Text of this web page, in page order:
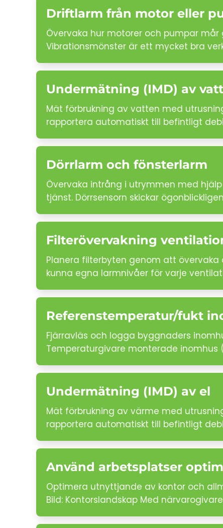
Driftlarm från motor eller
Övervaka hur motorer och pumpar
Vibrationsmönster är ett mycket bra
Undermätning (IMD) av
Mät förbrukning av vatten med
rapportera automatiskt till befintligt
Dörrlarm och fönsterlarm
Övervaka intrång i utrymmen med
tjänst. Dörrsensorn skickar
Filterövervakning
Planera filterbyten genom att
kunna egna larmnivåer för varje
Referenstemperatur/fukt
Fjärravläs och logga byggnaders
Temperaturgivare monterade inomhus
Undermätning (IMD) av el
Mät förbrukning av värme med
rapportera automatiskt till befintligt
Använd arbetsplatser
Optimera utnyttjande av kontor och
Bild: Kontorslandskap Med